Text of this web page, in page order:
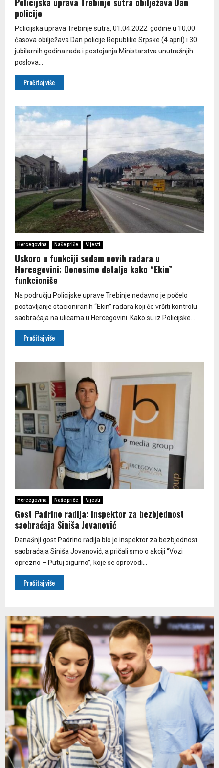
Policijska uprava Trebinje sutra obilježava Dan
policije
Policijska uprava Trebinje sutra, 01.04.2022. godine u 10,00
časova obilježava Dan policije Republike Srpske (4.april) i 30
jubilarnih godina rada i postojanja Ministarstva unutrašnjih
poslova...
Pročitaj više
Hercegovina Naše priče Vijesti
Uskoro u funkciji sedam novih radara u
Hercegovini: Donosimo detalje kako “Ekin”
funkcioniše
Na području Policijske uprave Trebinje nedavno je počelo
postavljanje stacioniranih “Ekin” radara koji će vršiti kontrolu
saobraćaja na ulicama u Hercegovini. Kako su iz Policijske...
Pročitaj više
Hercegovina Naše priče Vijesti
Gost Padrino radija: Inspektor za bezbjednost
saobraćaja Siniša Jovanović
Današnji gost Padrino radija bio je inspektor za bezbjednost
saobraćaja Siniša Jovanović, a pričali smo o akciji “Vozi
oprezno – Putuj sigurno”, koje se sprovodi...
Pročitaj više